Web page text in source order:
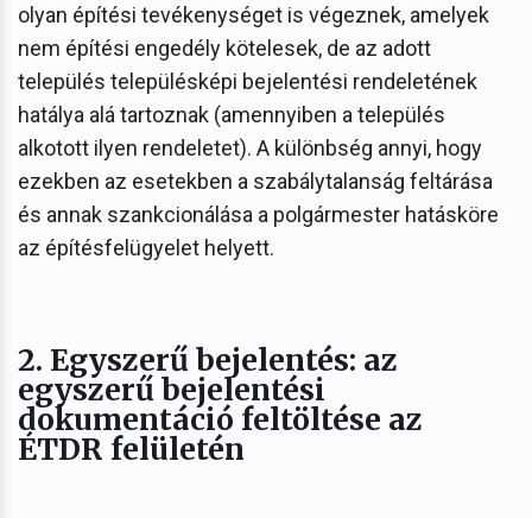
olyan építési tevékenységet is végeznek, amelyek
nem építési engedély kötelesek, de az adott
település településképi bejelentési rendeletének
hatálya alá tartoznak (amennyiben a település
alkotott ilyen rendeletet). A különbség annyi, hogy
ezekben az esetekben a szabálytalanság feltárása
és annak szankcionálása a polgármester hatásköre
az építésfelügyelet helyett.
2. Egyszerű bejelentés: az
egyszerű bejelentési
dokumentáció feltöltése az
ÉTDR felületén